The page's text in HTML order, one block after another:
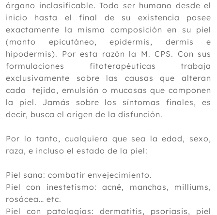
órgano inclasificable. Todo ser humano desde el
inicio hasta el final de su existencia posee
exactamente la misma composición en su piel
(manto epicutáneo, epidermis, dermis e
hipodermis). Por esta razón la M. CPS. Con sus
formulaciones fitoterapéuticas trabaja
exclusivamente sobre las causas que alteran
cada tejido, emulsión o mucosas que componen
la piel. Jamás sobre los síntomas finales, es
decir, busca el origen de la disfunción.
Por lo tanto, cualquiera que sea la edad, sexo,
raza, e incluso el estado de la piel:
Piel sana: combatir envejecimiento.
Piel con inestetismo: acné, manchas, milliums,
rosácea… etc.
Piel con patologías: dermatitis, psoriasis, piel